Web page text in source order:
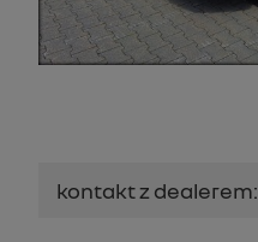
kontakt z dealerem: